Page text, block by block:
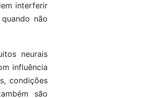
interferir
não
neurais
influência
condições
são